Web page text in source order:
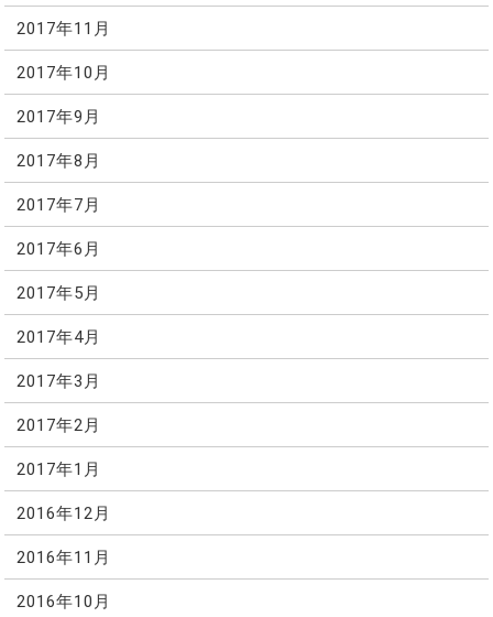
2017年11月
2017年10月
2017年9月
2017年8月
2017年7月
2017年6月
2017年5月
2017年4月
2017年3月
2017年2月
2017年1月
2016年12月
2016年11月
2016年10月